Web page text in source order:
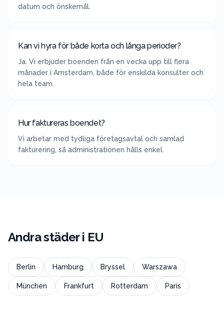
datum och önskemål.
Kan vi hyra för både korta och långa perioder?
Ja. Vi erbjuder boenden från en vecka upp till flera
månader i Amsterdam, både för enskilda konsulter och
hela team.
Hur faktureras boendet?
Vi arbetar med tydliga företagsavtal och samlad
fakturering, så administrationen hålls enkel.
Andra städer i EU
Berlin Hamburg Bryssel Warszawa
München Frankfurt Rotterdam Paris